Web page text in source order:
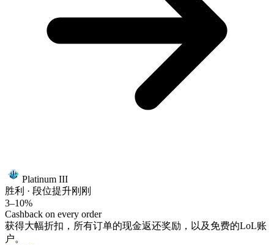
Platinum III
胜利 · 段位提升刚刚
3–10%
Cashback on every order
获得大幅折扣，所有订单的现金返还奖励，以及免费的LoL账
户。